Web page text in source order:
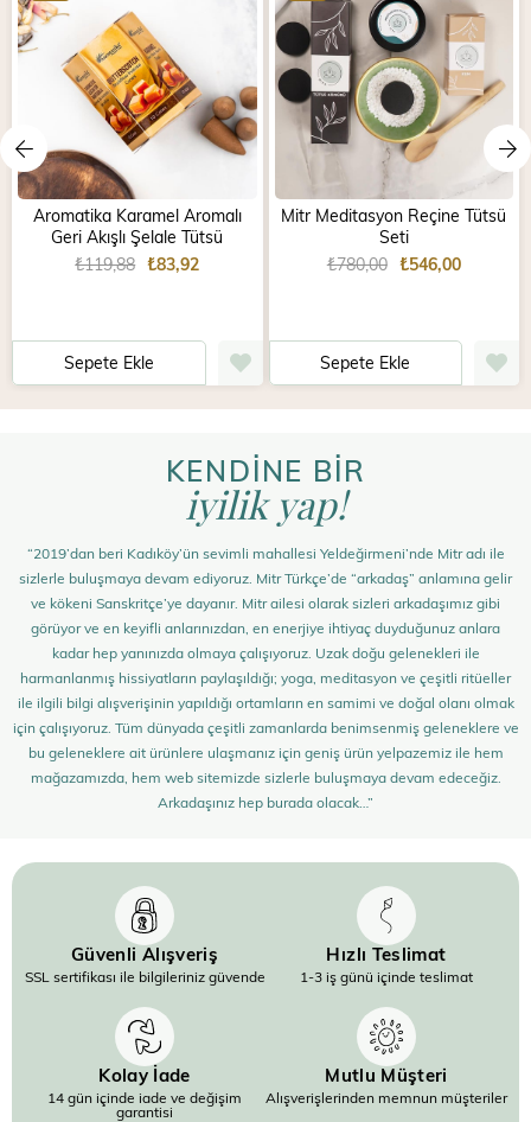
Aromatika Karamel Aromalı
Geri Akışlı Şelale Tütsü
₺83,92
₺119,88
Sepete Ekle
Mitr Meditasyon Reçine Tütsü
Seti
₺546,00
₺780,00
Sepete Ekle
KENDİNE BİR
iyilik yap!
“2019’dan beri Kadıköy’ün sevimli mahallesi Yeldeğirmeni’nde Mitr adı ile
sizlerle buluşmaya devam ediyoruz. Mitr Türkçe’de “arkadaş” anlamına gelir
ve kökeni Sanskritçe’ye dayanır. Mitr ailesi olarak sizleri arkadaşımız gibi
görüyor ve en keyifli anlarınızdan, en enerjiye ihtiyaç duyduğunuz anlara
kadar hep yanınızda olmaya çalışıyoruz. Uzak doğu gelenekleri ile
harmanlanmış hissiyatların paylaşıldığı; yoga, meditasyon ve çeşitli ritüeller
ile ilgili bilgi alışverişinin yapıldığı ortamların en samimi ve doğal olanı olmak
için çalışıyoruz. Tüm dünyada çeşitli zamanlarda benimsenmiş geleneklere ve
bu geleneklere ait ürünlere ulaşmanız için geniş ürün yelpazemiz ile hem
mağazamızda, hem web sitemizde sizlerle buluşmaya devam edeceğiz.
Arkadaşınız hep burada olacak…”
Güvenli Alışveriş
SSL sertifikası ile bilgileriniz güvende
Hızlı Teslimat
1-3 iş günü içinde teslimat
Kolay İade
14 gün içinde iade ve değişim
garantisi
Mutlu Müşteri
Alışverişlerinden memnun müşteriler